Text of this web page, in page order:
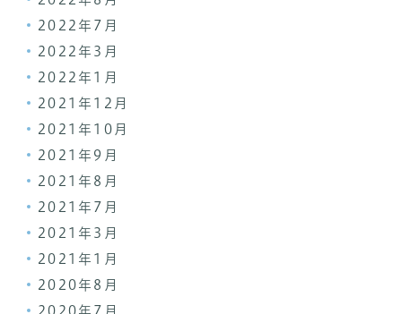
2022年7月
2022年3月
2022年1月
2021年12月
2021年10月
2021年9月
2021年8月
2021年7月
2021年3月
2021年1月
2020年8月
2020年7月